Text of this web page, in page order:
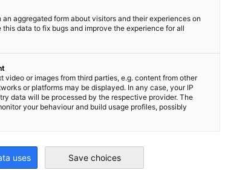
点に850名以上の従業員を擁し
）、東京（日本）、中国に拠
ています。その他、スイス、ス
GmbH (Heidelberg, バーデ
an aggregated form about visitors and their experiences on
this data to fix bugs and improve the experience for all
video or images from third parties, e.g. content from other
or platforms may be displayed. In any case, your IP
data will be processed by the respective provider. The
your behaviour and build usage profiles, possibly
uses Save choices